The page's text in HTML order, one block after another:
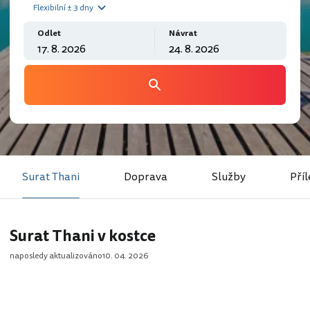
Flexibilní ± 3 dny
Odlet Návrat
Surat Thani Doprava Služby
Surat Thani v kostce
naposledy aktualizováno10. 04. 2026